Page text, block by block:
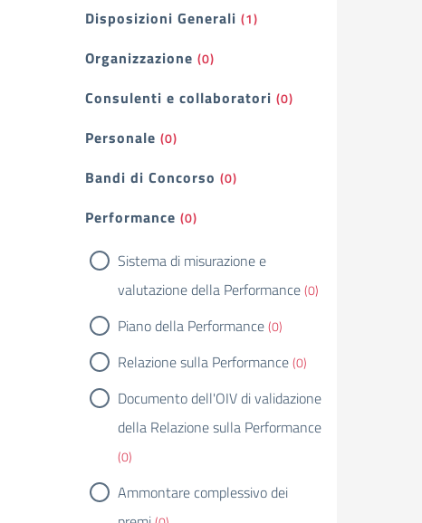
Filtri
Disposizioni Generali (1)
Organizzazione (0)
Consulenti e collaboratori (0)
Personale (0)
Bandi di Concorso (0)
Performance (0)
Sistema di misurazione e
valutazione della Performance(0)
Piano della Performance(0)
Relazione sulla Performance(0)
Documento dell'OIV di validazione
della Relazione sulla Performance
(0)
Ammontare complessivo dei